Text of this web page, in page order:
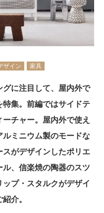
ザイン 家具
に注目して、屋内外で
集。前編ではサイドテ
チャー。屋内外で使え
ミニウム製のモードな
スがデザインしたポリエ
、信楽焼の陶器のスツ
プ・スタルクがデザイ
介。